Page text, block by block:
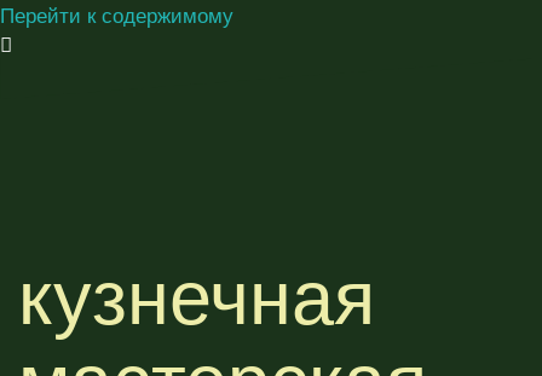
Перейти к содержимому
кузнечная